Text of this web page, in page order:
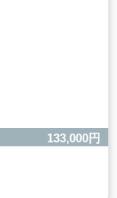
切な対応がで
133,000円